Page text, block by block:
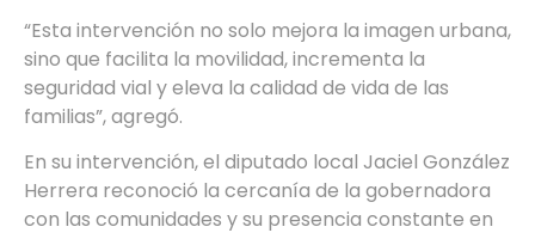
“Esta intervención no solo mejora la imagen urbana,
sino que facilita la movilidad, incrementa la
seguridad vial y eleva la calidad de vida de las
familias”, agregó.
En su intervención, el diputado local Jaciel González
Herrera reconoció la cercanía de la gobernadora
con las comunidades y su presencia constante en